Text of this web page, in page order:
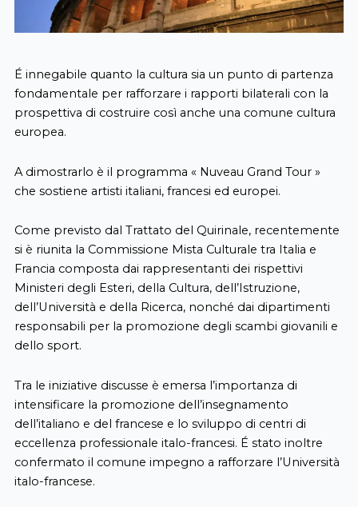
É innegabile quanto la cultura sia un punto di partenza
fondamentale per rafforzare i rapporti bilaterali con la
prospettiva di costruire così anche una comune cultura
europea.
A dimostrarlo è il programma « Nuveau Grand Tour »
che sostiene artisti italiani, francesi ed europei.
Come previsto dal Trattato del Quirinale, recentemente
si è riunita la Commissione Mista Culturale tra Italia e
Francia composta dai rappresentanti dei rispettivi
Ministeri degli Esteri, della Cultura, dell’Istruzione,
dell’Università e della Ricerca, nonché dai dipartimenti
responsabili per la promozione degli scambi giovanili e
dello sport.
Tra le iniziative discusse è emersa l’importanza di
intensificare la promozione dell’insegnamento
dell’italiano e del francese e lo sviluppo di centri di
eccellenza professionale italo-francesi. É stato inoltre
confermato il comune impegno a rafforzare l’Università
italo-francese.